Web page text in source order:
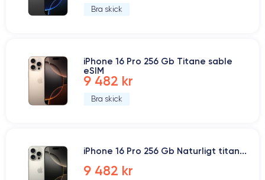
Bra skick
iPhone 16 Pro 256 Gb Titane sable
eSIM
9 482 kr
Bra skick
iPhone 16 Pro 256 Gb Naturligt titan...
9 482 kr